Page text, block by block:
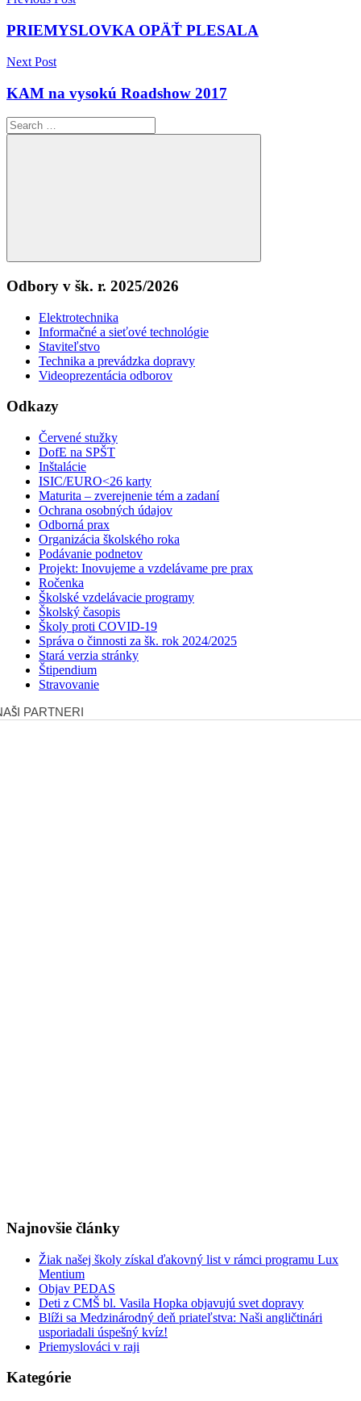
v
PRIEMYSLOVKA OPÄŤ PLESALA
Next Post
KAM na vysokú Roadshow 2017
Search
for:
Search
Odbory v šk. r. 2025/2026
Elektrotechnika
Informačné a sieťové technológie
Staviteľstvo
Technika a prevádzka dopravy
Videoprezentácia odborov
Odkazy
Červené stužky
DofE na SPŠT
Inštalácie
ISIC/EURO<26 karty
Maturita – zverejnenie tém a zadaní
Ochrana osobných údajov
Odborná prax
Organizácia školského roka
Podávanie podnetov
Projekt: Inovujeme a vzdelávame pre prax
Ročenka
Školské vzdelávacie programy
Školský časopis
Školy proti COVID-19
Správa o činnosti za šk. rok 2024/2025
Stará verzia stránky
Štipendium
Stravovanie
Najnovšie články
Žiak našej školy získal ďakovný list v rámci programu Lux
Mentium
Objav PEDAS
Deti z CMŠ bl. Vasila Hopka objavujú svet dopravy
Blíži sa Medzinárodný deň priateľstva: Naši angličtinári
usporiadali úspešný kvíz!
Priemyslováci v raji
Kategórie